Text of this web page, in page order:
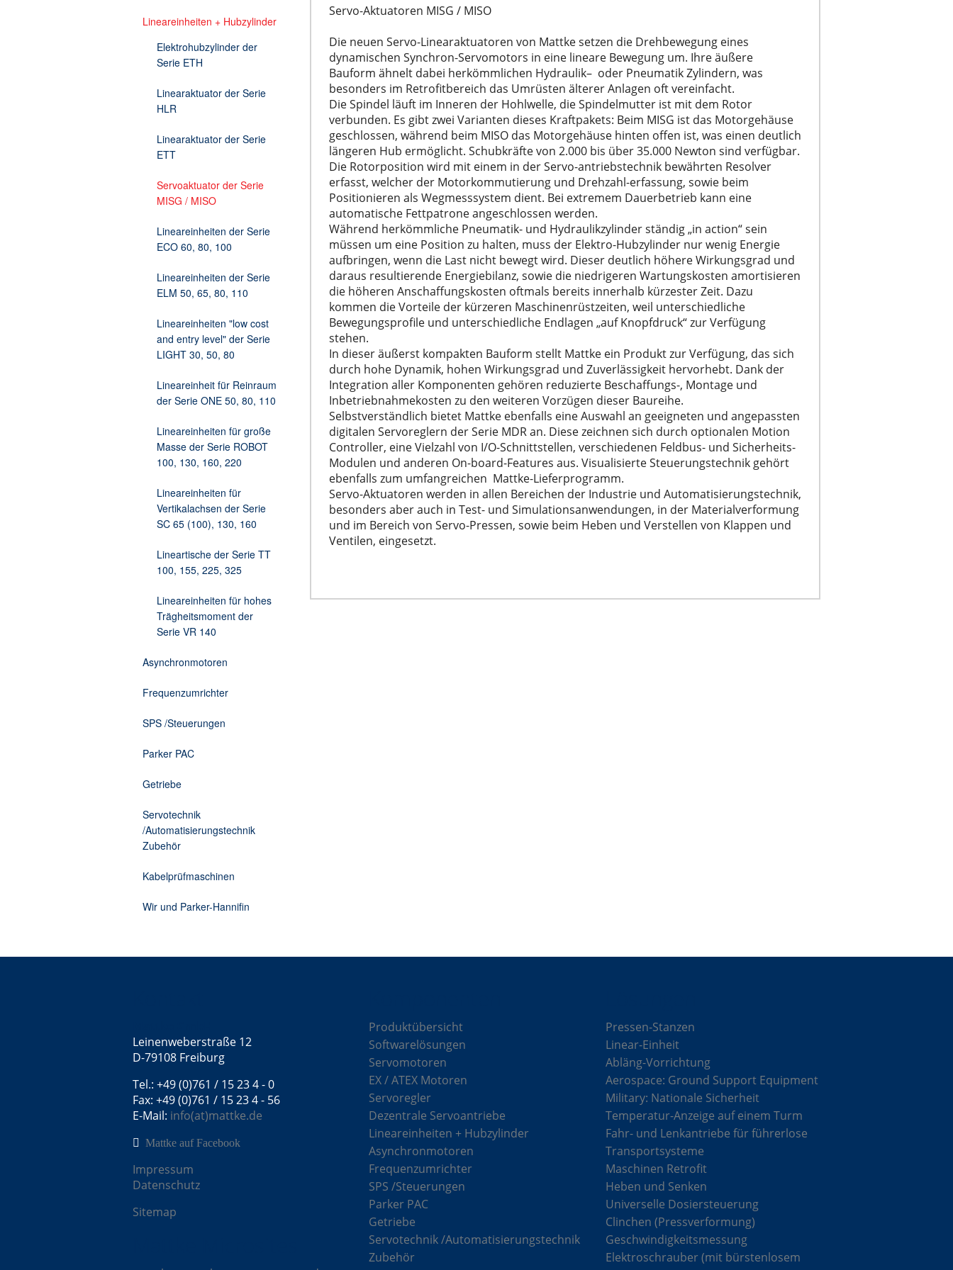
Lineareinheiten für hohes Trägheitsmoment der Serie VR 140
Getriebe
Planetengetriebe
Stirnradgetriebe
Servotechnik /Automatisierungstechnik Zubehör
Bremsen
Optische Impulsgeber
Steckkartenhalter
Transformatoren
Zusatzelektronik
KabelprüfmaschinenKabelprüfmaschine für 1 - 5 Leitungen
Wechselbiege-Kabelprüfmaschine
Kabelprüfmaschine für Schleppkettenanwendung
Kabelprüfmaschine - Flextest
Kabelprüfmaschine für Kupferkabel sowie für optische Fiberglaskabel
Kabelprüfmaschine mit Kabeltisch für 4 Leitungen
Kabelprüfmaschine Torsionstest
Wir und Parker-Hannifin
Geschwindigkeitsmessung
Elektroschrauber (mit bürstenlosem Servomotor)
Pick & Place Bestückungsautomaten
Gewindeschneiden
Lineareinheiten + Hubzylinder
Elektrohubzylinder der
Serie ETH
Linearaktuator der Serie
HLR
Linearaktuator der Serie
ETT
Servoaktuator der Serie
MISG / MISO
Lineareinheiten der Serie
ECO 60, 80, 100
Lineareinheiten der Serie
ELM 50, 65, 80, 110
Lineareinheiten "low cost
and entry level" der Serie
LIGHT 30, 50, 80
Lineareinheit für Reinraum
der Serie ONE 50, 80, 110
Lineareinheiten für große
Masse der Serie ROBOT
100, 130, 160, 220
Lineareinheiten für
Vertikalachsen der Serie
SC 65 (100), 130, 160
Lineartische der Serie TT
100, 155, 225, 325
Lineareinheiten für hohes
Trägheitsmoment der
Serie VR 140
Asynchronmotoren
Frequenzumrichter
SPS /Steuerungen
Parker PAC
Getriebe
Servotechnik
/Automatisierungstechnik
Zubehör
Kabelprüfmaschinen
Wir und Parker-Hannifin
Servo-Aktuatoren MISG / MISO
Die neuen Servo-Linearaktuatoren von Mattke setzen die Drehbewegung eines
dynamischen Synchron-Servomotors in eine lineare Bewegung um. Ihre äußere
Bauform ähnelt dabei herkömmlichen Hydraulik– oder Pneumatik Zylindern, was
besonders im Retrofitbereich das Umrüsten älterer Anlagen oft vereinfacht.
Die Spindel läuft im Inneren der Hohlwelle, die Spindelmutter ist mit dem Rotor
verbunden. Es gibt zwei Varianten dieses Kraftpakets: Beim MISG ist das Motorgehäuse
geschlossen, während beim MISO das Motorgehäuse hinten offen ist, was einen deutlich
längeren Hub ermöglicht. Schubkräfte von 2.000 bis über 35.000 Newton sind verfügbar.
Die Rotorposition wird mit einem in der Servo-antriebstechnik bewährten Resolver
erfasst, welcher der Motorkommutierung und Drehzahl-erfassung, sowie beim
Positionieren als Wegmesssystem dient. Bei extremem Dauerbetrieb kann eine
automatische Fettpatrone angeschlossen werden.
Während herkömmliche Pneumatik- und Hydraulikzylinder ständig „in action“ sein
müssen um eine Position zu halten, muss der Elektro-Hubzylinder nur wenig Energie
aufbringen, wenn die Last nicht bewegt wird. Dieser deutlich höhere Wirkungsgrad und
daraus resultierende Energiebilanz, sowie die niedrigeren Wartungskosten amortisieren
die höheren Anschaffungskosten oftmals bereits innerhalb kürzester Zeit. Dazu
kommen die Vorteile der kürzeren Maschinenrüstzeiten, weil unterschiedliche
Bewegungsprofile und unterschiedliche Endlagen „auf Knopfdruck“ zur Verfügung
stehen.
In dieser äußerst kompakten Bauform stellt Mattke ein Produkt zur Verfügung, das sich
durch hohe Dynamik, hohen Wirkungsgrad und Zuverlässigkeit hervorhebt. Dank der
Integration aller Komponenten gehören reduzierte Beschaffungs-, Montage und
Inbetriebnahmekosten zu den weiteren Vorzügen dieser Baureihe.
Selbstverständlich bietet Mattke ebenfalls eine Auswahl an geeigneten und angepassten
digitalen Servoreglern der Serie MDR an. Diese zeichnen sich durch optionalen Motion
Controller, eine Vielzahl von I/O-Schnittstellen, verschiedenen Feldbus- und Sicherheits-
Modulen und anderen On-board-Features aus. Visualisierte Steuerungstechnik gehört
ebenfalls zum umfangreichen Mattke-Lieferprogramm.
Servo-Aktuatoren werden in allen Bereichen der Industrie und Automatisierungstechnik,
besonders aber auch in Test- und Simulationsanwendungen, in der Materialverformung
und im Bereich von Servo-Pressen, sowie beim Heben und Verstellen von Klappen und
Ventilen, eingesetzt.
Leinenweberstraße 12
D-79108 Freiburg
Tel.: +49 (0)761 / 15 23 4 - 0
Fax: +49 (0)761 / 15 23 4 - 56
E-Mail: info(at)mattke.de
Mattke auf Facebook
Impressum
Datenschutz
Sitemap
Produktübersicht
Softwarelösungen
Servomotoren
EX / ATEX Motoren
Servoregler
Dezentrale Servoantriebe
Lineareinheiten + Hubzylinder
Asynchronmotoren
Frequenzumrichter
SPS /Steuerungen
Parker PAC
Getriebe
Servotechnik /Automatisierungstechnik
Zubehör
Pressen-Stanzen
Linear-Einheit
Abläng-Vorrichtung
Aerospace: Ground Support Equipment
Military: Nationale Sicherheit
Temperatur-Anzeige auf einem Turm
Fahr- und Lenkantriebe für führerlose
Transportsysteme
Maschinen Retrofit
Heben und Senken
Universelle Dosiersteuerung
Clinchen (Pressverformung)
Geschwindigkeitsmessung
Elektroschrauber (mit bürstenlosem